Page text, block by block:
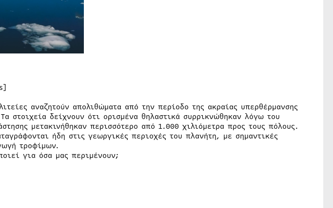
αναζητούν απολιθώματα από την περίοδο της ακραίας υπερθέρμανσης
στοιχεία δείχνουν ότι ορισμένα θηλαστικά συρρικνώθηκαν λόγω του
μετακινήθηκαν περισσότερο από 1.000 χιλιόμετρα προς τους πόλους.
ήδη στις γεωργικές περιοχές του πλανήτη, με σημαντικές
τροφίμων.
για όσα μας περιμένουν;